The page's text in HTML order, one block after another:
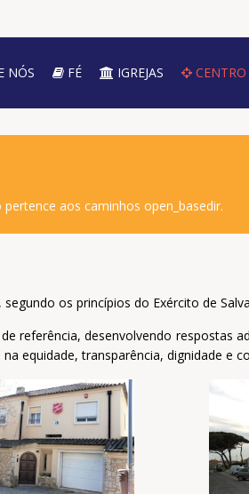
NÓS FÉ IGREJAS
aos caminhos open_basedir.
os princípios do Exército de
referência, desenvolvendo respostas
equidade, transparência, dignidade e